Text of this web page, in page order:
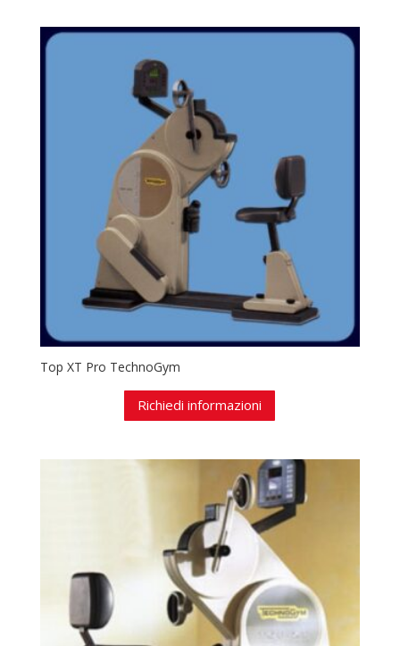
Top XT Pro TechnoGym
Richiedi informazioni